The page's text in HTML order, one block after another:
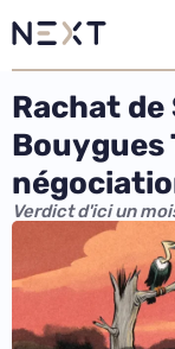
Rachat de
Bouygues
Verdict d'ici un